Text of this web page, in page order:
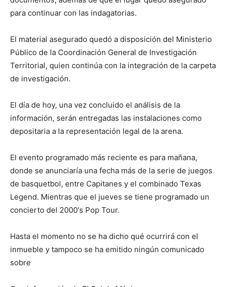
para continuar con las indagatorias.
El material asegurado quedó a disposición del Ministerio
Público de la Coordinación General de Investigación
Territorial, quien continúa con la integración de la carpeta
de investigación.
El día de hoy, una vez concluido el análisis de la
información, serán entregadas las instalaciones como
depositaria a la representación legal de la arena.
El evento programado más reciente es para mañana,
donde se anunciaría una fecha más de la serie de juegos
de basquetbol, entre Capitanes y el combinado Texas
Legend. Mientras que el jueves se tiene programado un
concierto del 2000′s Pop Tour.
Hasta el momento no se ha dicho qué ocurrirá con el
inmueble y tampoco se ha emitido ningún comunicado
sobre